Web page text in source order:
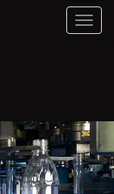
Toggle